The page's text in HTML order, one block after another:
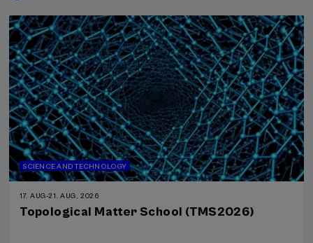
SCIENCE AND TECHNOLOGY
17. AUG-21. AUG, 2026
Topological Matter School (TMS2026)